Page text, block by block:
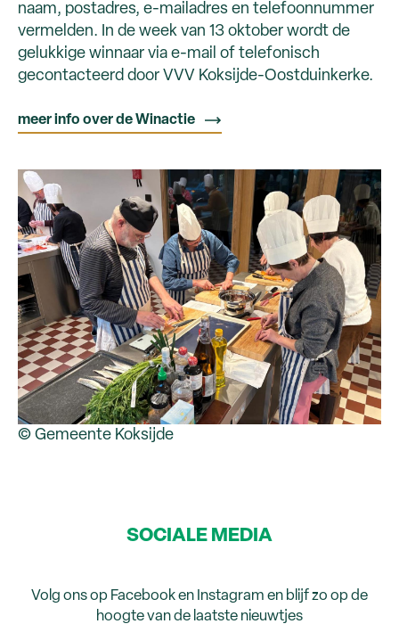
naam, postadres, e-mailadres en telefoonnummer
vermelden. In de week van 13 oktober wordt de
gelukkige winnaar via e-mail of telefonisch
gecontacteerd door VVV Koksijde-Oostduinkerke.
meer info over de Winactie
© Gemeente Koksijde
SOCIALE MEDIA
Volg ons op Facebook en Instagram en blijf zo op de
hoogte van de laatste nieuwtjes